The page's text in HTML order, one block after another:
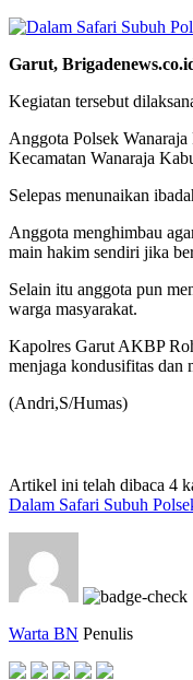
Garut,
Kegiatan tersebut
Anggota Polsek
Kecamatan Wanaraja
Selepas menunaikan
Anggota menghimbau
main hakim sendiri jika
Selain itu anggota pun
warga masyarakat.
Kapolres Garut AKBP
menjaga kondusifitas dan
(Andri,S/Humas)
Artikel ini telah dibaca 4
Dalam Safari Subuh
Warta BN Penulis